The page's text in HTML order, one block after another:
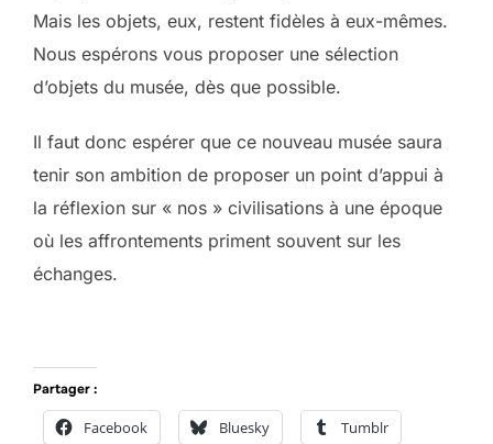
Mais les objets, eux, restent fidèles à eux-mêmes.
Nous espérons vous proposer une sélection
d’objets du musée, dès que possible.
Il faut donc espérer que ce nouveau musée saura
tenir son ambition de proposer un point d’appui à
la réflexion sur « nos » civilisations à une époque
où les affrontements priment souvent sur les
échanges.
Partager :
Facebook Bluesky Tumblr